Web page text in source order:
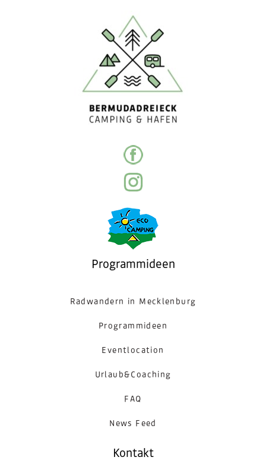
Programmideen
Radwandern in Mecklenburg
Programmideen
Eventlocation
Urlaub&Coaching
FAQ
News Feed
Kontakt